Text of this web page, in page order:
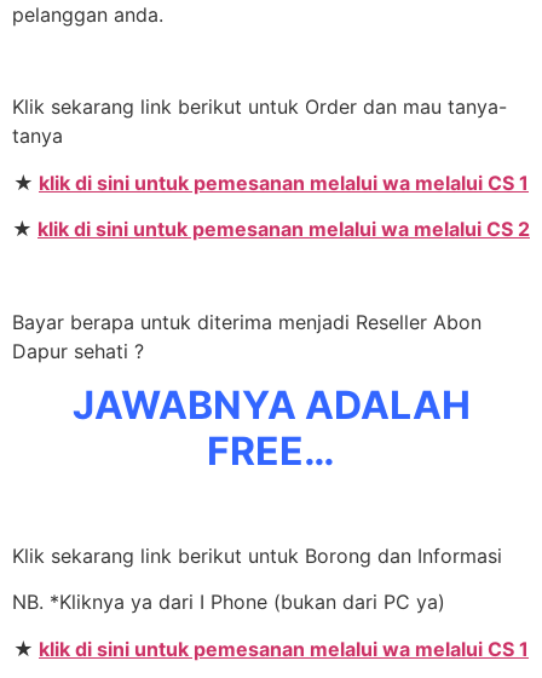
pelanggan anda.
Klik sekarang link berikut untuk Order dan mau tanya-
tanya
★ klik di sini untuk pemesanan melalui wa melalui CS 1
★ klik di sini untuk pemesanan melalui wa melalui CS 2
Bayar berapa untuk diterima menjadi Reseller Abon
Dapur sehati ?
JAWABNYA ADALAH
FREE…
Klik sekarang link berikut untuk Borong dan Informasi
NB. *Kliknya ya dari I Phone (bukan dari PC ya)
★ klik di sini untuk pemesanan melalui wa melalui CS 1